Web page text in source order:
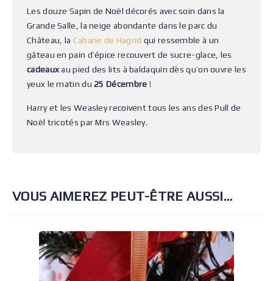
Les douze Sapin de Noël décorés avec soin dans la
Grande Salle, la neige abondante dans le parc du
Château, la Cabane de Hagrid qui ressemble à un
gâteau en pain d’épice recouvert de sucre-glace, les
cadeauxau pied des lits à baldaquin dès qu’on ouvre les
yeux le matin du25 Décembre !
Harry et les Weasley recoivent tous les ans des Pull de
Noël tricotés par Mrs Weasley.
VOUS AIMEREZ PEUT-ÊTRE AUSSI…